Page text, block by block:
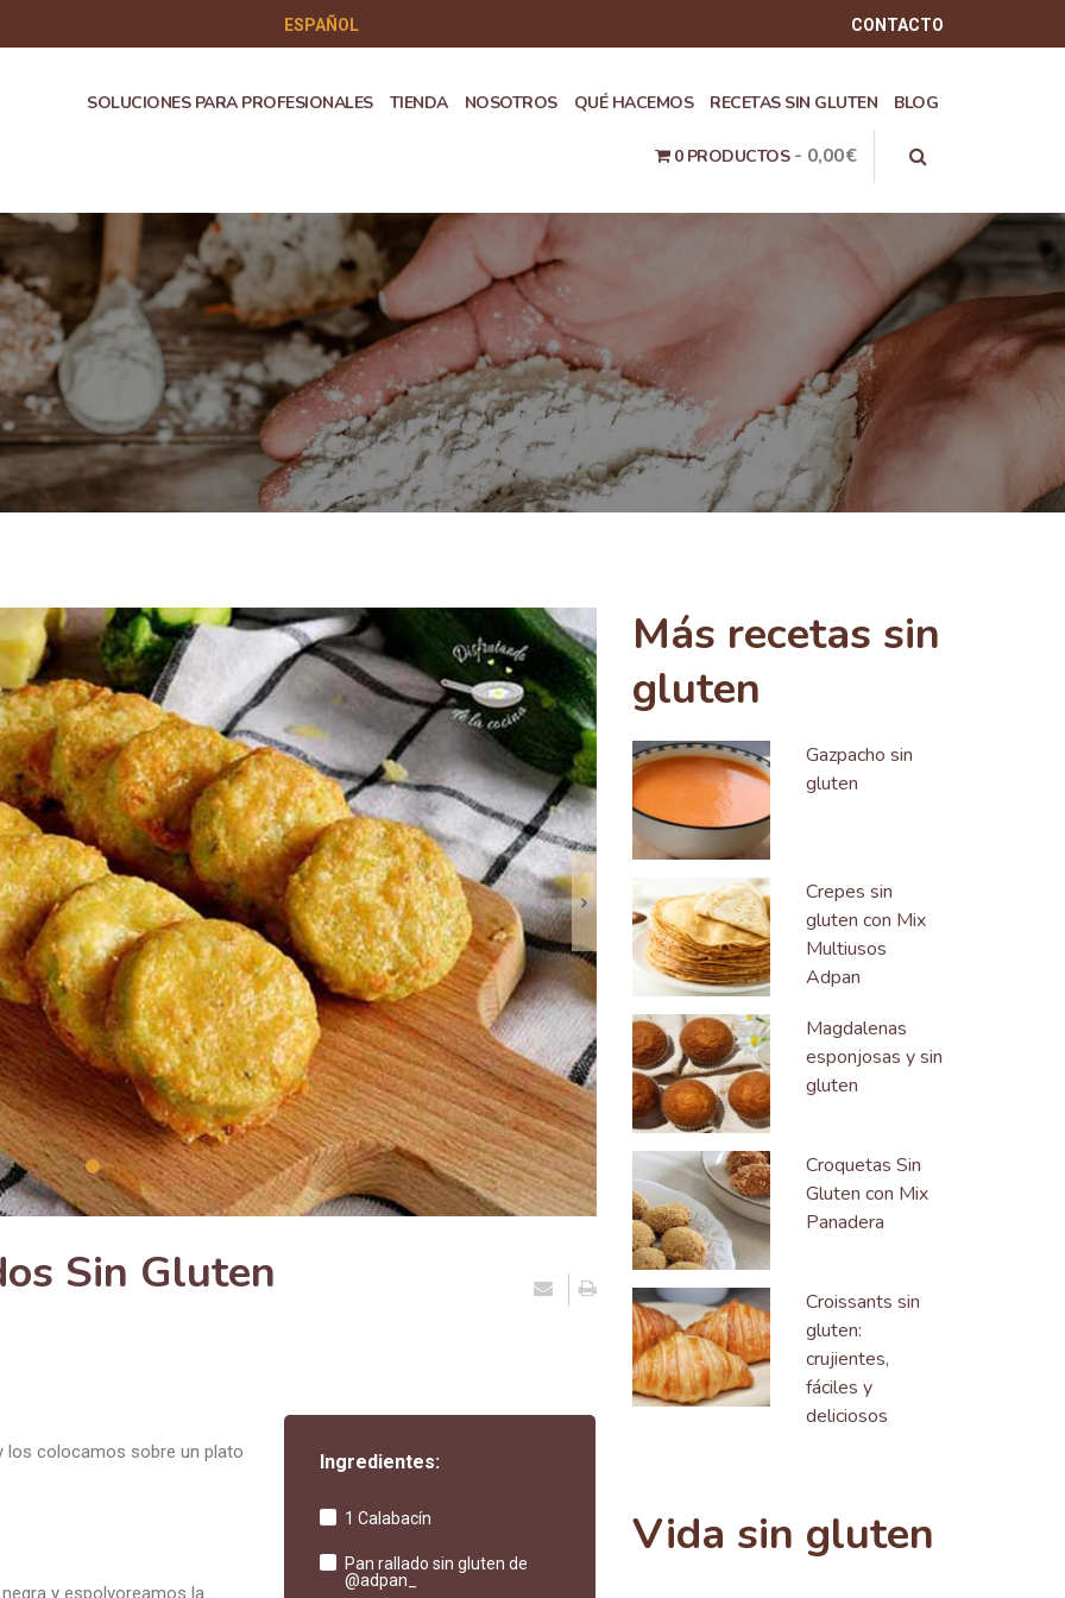
CONTACTO
ESPAÑOL
SOLUCIONES PARA PROFESIONALES TIENDA NOSOTROS QUÉ HACEMOS RECETAS SIN GLUTEN BLOG
0 PRODUCTOS 0,00€
Siguiente
Sin Gluten
los colocamos sobre un plato
y espolvoreamos la
Ingredientes:
1 Calabacín
Pan rallado sin gluten de
@adpan_
Más recetas sin
gluten
Gazpacho sin
gluten
Crepes sin
gluten con Mix
Multiusos
Adpan
Magdalenas
esponjosas y sin
gluten
Croquetas Sin
Gluten con Mix
Panadera
Croissants sin
gluten:
crujientes,
fáciles y
deliciosos
Vida sin gluten